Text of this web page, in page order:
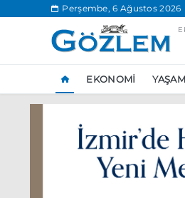
Perşembe, 6 Ağustos 2026
EKONOMI YAŞAM